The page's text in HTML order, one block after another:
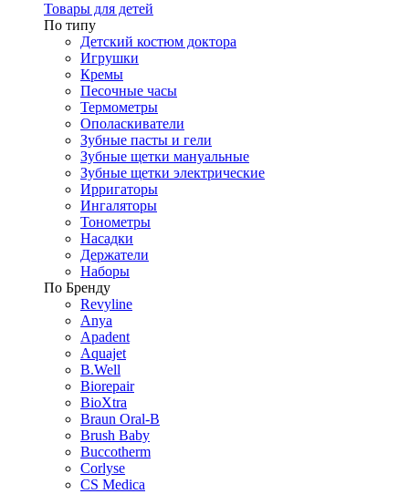
Товары для детей
По типу
Детский костюм доктора
Игрушки
Кремы
Песочные часы
Термометры
Ополаскиватели
Зубные пасты и гели
Зубные щетки мануальные
Зубные щетки электрические
Ирригаторы
Ингаляторы
Тонометры
Насадки
Держатели
Наборы
По Бренду
Revyline
Anya
Apadent
Aquajet
B.Well
Biorepair
BioXtra
Braun Oral-B
Brush Baby
Buccotherm
Corlyse
CS Medica